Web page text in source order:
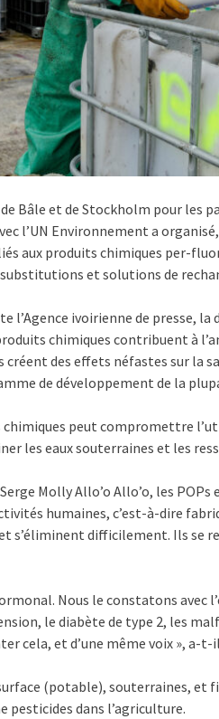
Bâle et de Stockholm pour les
l’UN Environnement a
aux produits chimiques per-
et solutions de
l’Agence ivoirienne de presse, la
chimiques contribuent à
des effets néfastes sur la
de développement de la
chimiques peut compromettre
les eaux souterraines et les
Molly Allo’o Allo’o, les POPs
humaines, c’est-à-dire
s’éliminent difficilement. Ils se
Nous le constatons avec
le diabète de type 2, les
cela, et d’une même voix », a-t-
(potable), souterraines, et
pesticides dans l’agriculture.